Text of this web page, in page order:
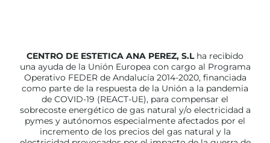
CENTRO DE ESTETICA ANA PEREZ, S.Lha recibido
una ayuda de la Unión Europea con cargo al Programa
Operativo FEDER de Andalucía 2014-2020, financiada
como parte de la respuesta de la Unión a la pandemia
de COVID-19 (REACT-UE), para compensar el
sobrecoste energético de gas natural y/o electricidad a
pymes y autónomos especialmente afectados por el
incremento de los precios del gas natural y la